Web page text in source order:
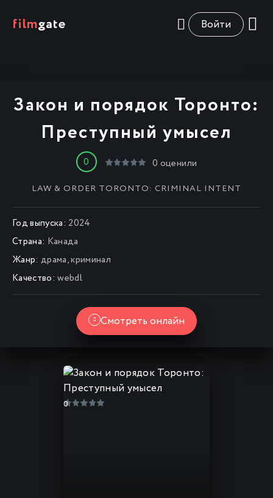
filmgate Войти
Закон и порядок Торонто:
Преступный умысел
0 0 оценили
LAW & ORDER TORONTO: CRIMINAL INTENT
Год выпуска: 2024
Страна: Канада
Жанр: драма,криминал
Качество: webdl
Смотреть онлайн
0